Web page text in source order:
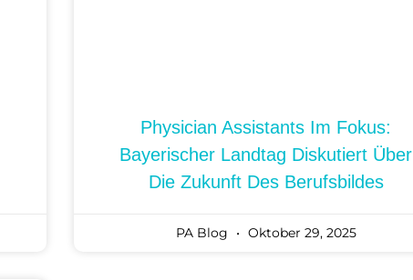
Physician Assistants Im Fokus:
Bayerischer Landtag Diskutiert Über
Die Zukunft Des Berufsbildes
PA Blog Oktober 29, 2025